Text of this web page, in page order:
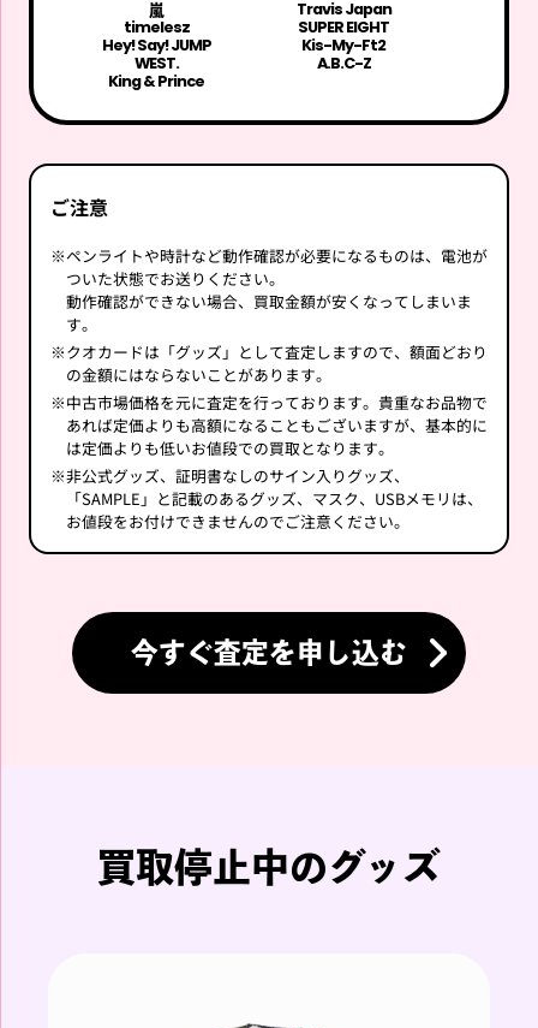
嵐
Travis Japan
timelesz
SUPER EIGHT
Hey! Say! JUMP
Kis-My-Ft2
WEST.
A.B.C-Z
King & Prince
ご注意
※ペンライトや時計など動作確認が必要になるものは、電池が
ついた状態でお送りください。
動作確認ができない場合、買取金額が安くなってしまいま
す。
※クオカードは「グッズ」として査定しますので、額面どおり
の金額にはならないことがあります。
※中古市場価格を元に査定を行っております。貴重なお品物で
あれば定価よりも高額になることもございますが、基本的に
は定価よりも低いお値段での買取となります。
※非公式グッズ、証明書なしのサイン入りグッズ、
「SAMPLE」と記載のあるグッズ、マスク、USBメモリは、
お値段をお付けできませんのでご注意ください。
今すぐ査定を申し込む
買取停止中のグッズ